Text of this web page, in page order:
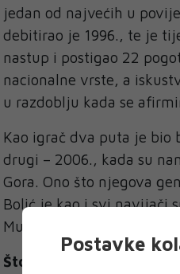
jedan od najvećih u
debitirao je 1996., te je
nastup i postigao 22
nacionalne vrste, a
u razdoblju kada se
Kao igrač dva puta je
drugi – 2006., kada su
Gora. Ono što njegova
Bolić je kao i svi navijači
Mundijal. Nada se
Što očekivati sutra
Postavke